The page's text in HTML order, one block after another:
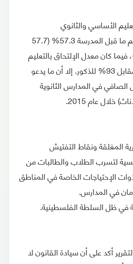
الأساسي والثانوي
إن معدل الإلتحاق بالتعليم ما قبل المدرسة 57.3% (57.7
للإناث)، فيما كان معدل الإلتحاق بالتعليم
الأساسي للإناث 95% مقابل 93% للذكور. إلا أن ما يدعو
في المدارس الثانوية
المغلقة ونقاط التفتيش
لتسرب الطلاب والطالبات من
الإحتياجات الخاصة في المناطق
في المدارس.
في ظل السلطة الفلسطينية.
أكد على أن سيادة القانون لا